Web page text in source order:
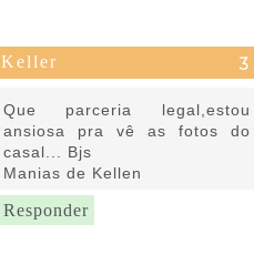
Keller
Que parceria legal,estou
ansiosa pra vê as fotos do
casal... Bjs
Manias de Kellen
Responder